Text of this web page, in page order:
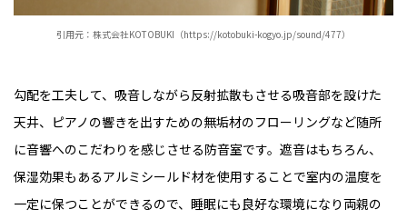
引用元：株式会社KOTOBUKI（https://kotobuki-kogyo.jp/sound/477）
勾配を工夫して、吸音しながら反射拡散もさせる吸音部を設けた
天井、ピアノの響きを出すための無垢材のフローリングなど随所
に音響へのこだわりを感じさせる防音室です。遮音はもちろん、
保湿効果もあるアルミシールド材を使用することで室内の温度を
一定に保つことができるので、睡眠にも良好な環境になり両親の